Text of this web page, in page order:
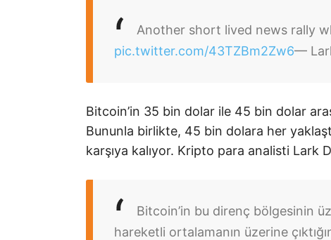
Another short lived news rally
pic.twitter.com/43TZBm2Zw6—
Bitcoin’in 35 bin dolar ile 45 bin dolar
Bununla birlikte, 45 bin dolara her
karşıya kalıyor. Kripto para analisti Lark
Bitcoin’in bu direnç bölgesinin
hareketli ortalamanın üzerine